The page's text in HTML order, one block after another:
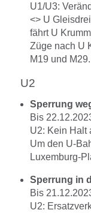
U1/U3:
<> U
fährt U
Züge nach U
M19 und
U2
Sperrung
Bis
U2: Kein Halt
Um den U-
Luxemburg-
Sperrung in
Bis
U2: